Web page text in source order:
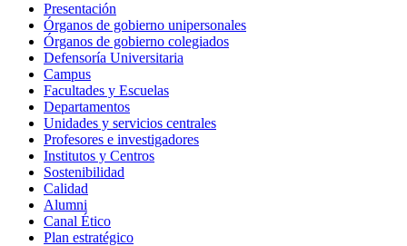
Presentación
Órganos de gobierno unipersonales
Órganos de gobierno colegiados
Defensoría Universitaria
Campus
Facultades y Escuelas
Departamentos
Unidades y servicios centrales
Profesores e investigadores
Institutos y Centros
Sostenibilidad
Calidad
Alumni
Canal Ético
Plan estratégico